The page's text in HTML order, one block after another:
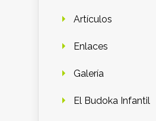
Artículos
Enlaces
Galería
El Budoka Infantil